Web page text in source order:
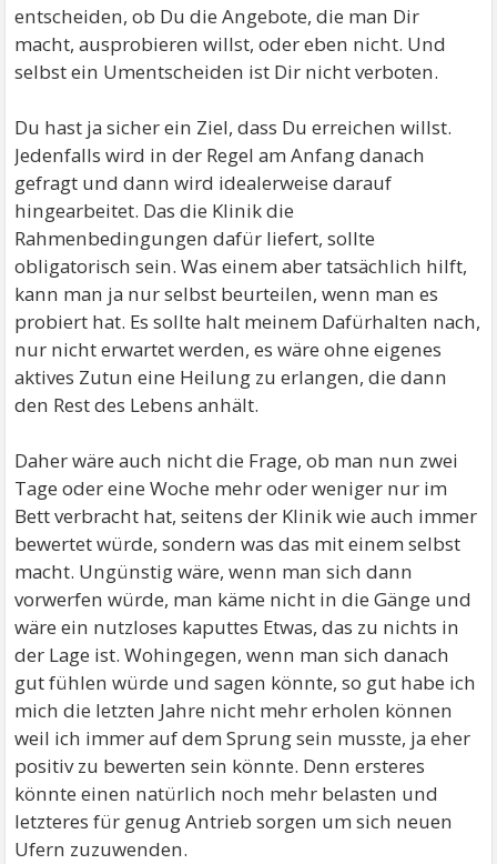
entscheiden, ob Du die Angebote, die man Dir
macht, ausprobieren willst, oder eben nicht. Und
selbst ein Umentscheiden ist Dir nicht verboten.
Du hast ja sicher ein Ziel, dass Du erreichen willst.
Jedenfalls wird in der Regel am Anfang danach
gefragt und dann wird idealerweise darauf
hingearbeitet. Das die Klinik die
Rahmenbedingungen dafür liefert, sollte
obligatorisch sein. Was einem aber tatsächlich hilft,
kann man ja nur selbst beurteilen, wenn man es
probiert hat. Es sollte halt meinem Dafürhalten nach,
nur nicht erwartet werden, es wäre ohne eigenes
aktives Zutun eine Heilung zu erlangen, die dann
den Rest des Lebens anhält.
Daher wäre auch nicht die Frage, ob man nun zwei
Tage oder eine Woche mehr oder weniger nur im
Bett verbracht hat, seitens der Klinik wie auch immer
bewertet würde, sondern was das mit einem selbst
macht. Ungünstig wäre, wenn man sich dann
vorwerfen würde, man käme nicht in die Gänge und
wäre ein nutzloses kaputtes Etwas, das zu nichts in
der Lage ist. Wohingegen, wenn man sich danach
gut fühlen würde und sagen könnte, so gut habe ich
mich die letzten Jahre nicht mehr erholen können
weil ich immer auf dem Sprung sein musste, ja eher
positiv zu bewerten sein könnte. Denn ersteres
könnte einen natürlich noch mehr belasten und
letzteres für genug Antrieb sorgen um sich neuen
Ufern zuzuwenden.